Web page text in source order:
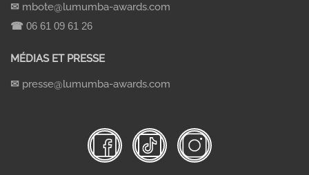
✉ mbote@lumumba-awards.com
☎ 06 61 09 61 26
MÉDIAS ET PRESSE
✉ presse@lumumba-awards.com